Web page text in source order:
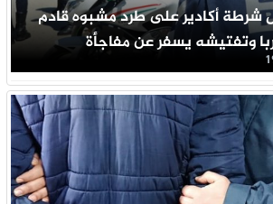
شرطة أكادير على طرد مشبوه قادم
وتفتيشه يسفر عن مفاجأة